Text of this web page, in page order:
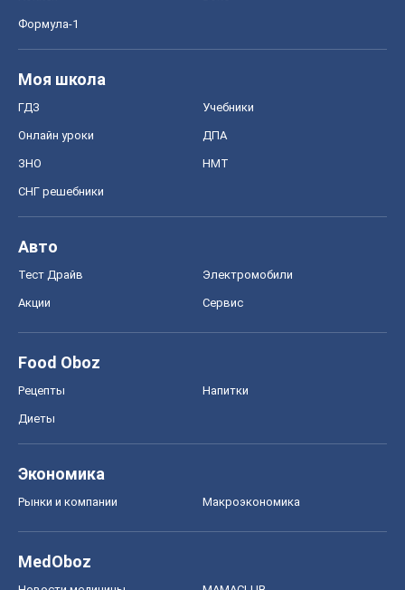
Формула-1
Моя школа
ГДЗ Учебники
Онлайн уроки ДПА
ЗНО НМТ
СНГ решебники
Авто
Тест Драйв Электромобили
Акции Сервис
Food Oboz
Рецепты Напитки
Диеты
Экономика
Рынки и компании Mакроэкономика
MedOboz